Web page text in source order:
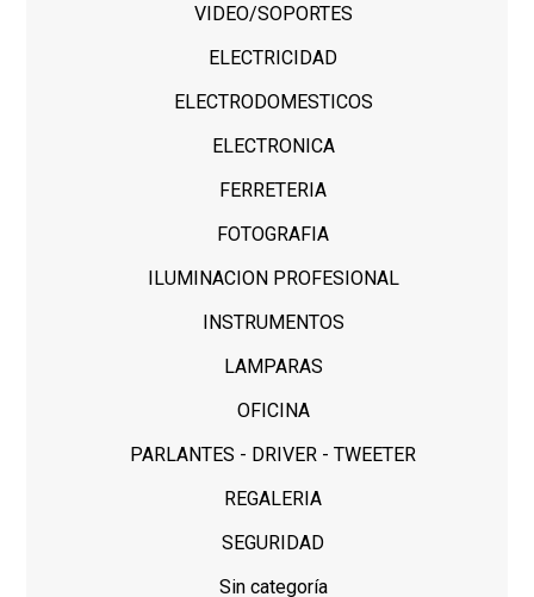
VIDEO/SOPORTES
ELECTRICIDAD
ELECTRODOMESTICOS
ELECTRONICA
FERRETERIA
FOTOGRAFIA
ILUMINACION PROFESIONAL
INSTRUMENTOS
LAMPARAS
OFICINA
PARLANTES - DRIVER - TWEETER
REGALERIA
SEGURIDAD
Sin categoría